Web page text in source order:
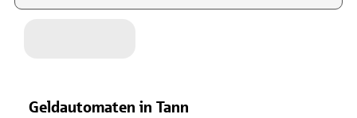
Geldautomaten in Tann